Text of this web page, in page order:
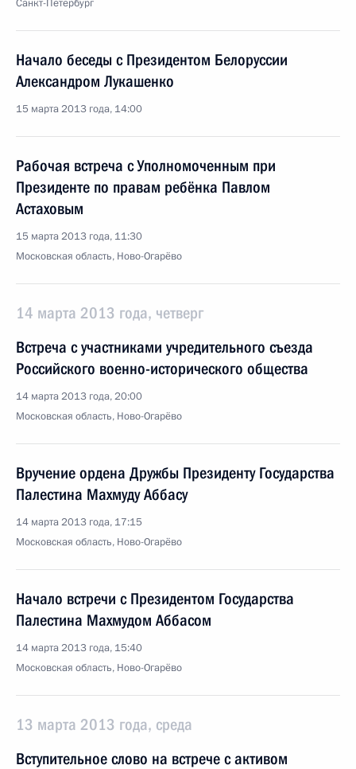
Санкт-Петербург
Начало беседы с Президентом Белоруссии
Александром Лукашенко
15 марта 2013 года, 14:00
Рабочая встреча с Уполномоченным при
Президенте по правам ребёнка Павлом
Астаховым
15 марта 2013 года, 11:30
Московская область, Ново-Огарёво
14 марта 2013 года, четверг
Встреча с участниками учредительного съезда
Российского военно-исторического общества
14 марта 2013 года, 20:00
Московская область, Ново-Огарёво
Вручение ордена Дружбы Президенту Государства
Палестина Махмуду Аббасу
14 марта 2013 года, 17:15
Московская область, Ново-Огарёво
Начало встречи с Президентом Государства
Палестина Махмудом Аббасом
14 марта 2013 года, 15:40
Московская область, Ново-Огарёво
13 марта 2013 года, среда
Вступительное слово на встрече с активом